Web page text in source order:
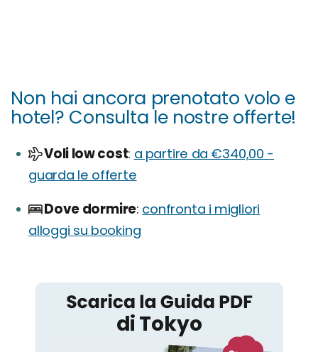
Non hai ancora prenotato volo e
hotel? Consulta le nostre offerte!
Voli low cost a partire da €340,00 -
guarda le offerte
Dove dormire confronta i migliori
alloggi su booking
Tokyo